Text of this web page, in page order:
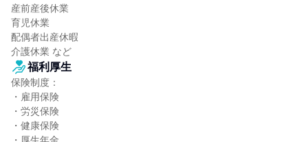
産前産後休業
育児休業
配偶者出産休暇
介護休業 など
福利厚生
保険制度：
・雇用保険
・労災保険
・健康保険